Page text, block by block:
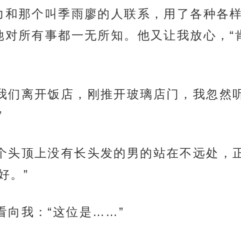
那个叫季雨廖的人联系，用了各种各
所有事都一无所知。他又让我放心，“
们离开饭店，刚推开玻璃店门，我忽然
头顶上没有长头发的男的站在不远处，
。”
向我：“这位是……”